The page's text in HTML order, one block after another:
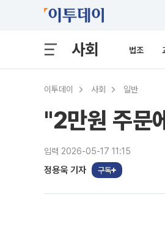
사회 법조
이투데이 사회 일반
"2만원 주문
입력 2026-05-17 11:15
정용욱 기자 구독